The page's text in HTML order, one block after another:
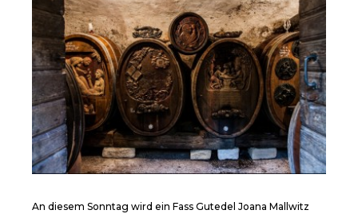
An diesem Sonntag wird ein Fass Gutedel Joana Mallwitz